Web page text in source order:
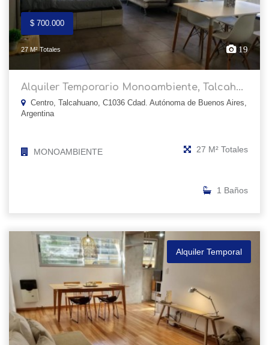
$ 700.000
27 M² Totales 19
Alquiler Temporario Monoambiente, Talcah...
Centro, Talcahuano, C1036 Cdad. Autónoma de Buenos Aires,
Argentina
MONOAMBIENTE 27 M² Totales
1 Baños
Alquiler Temporal